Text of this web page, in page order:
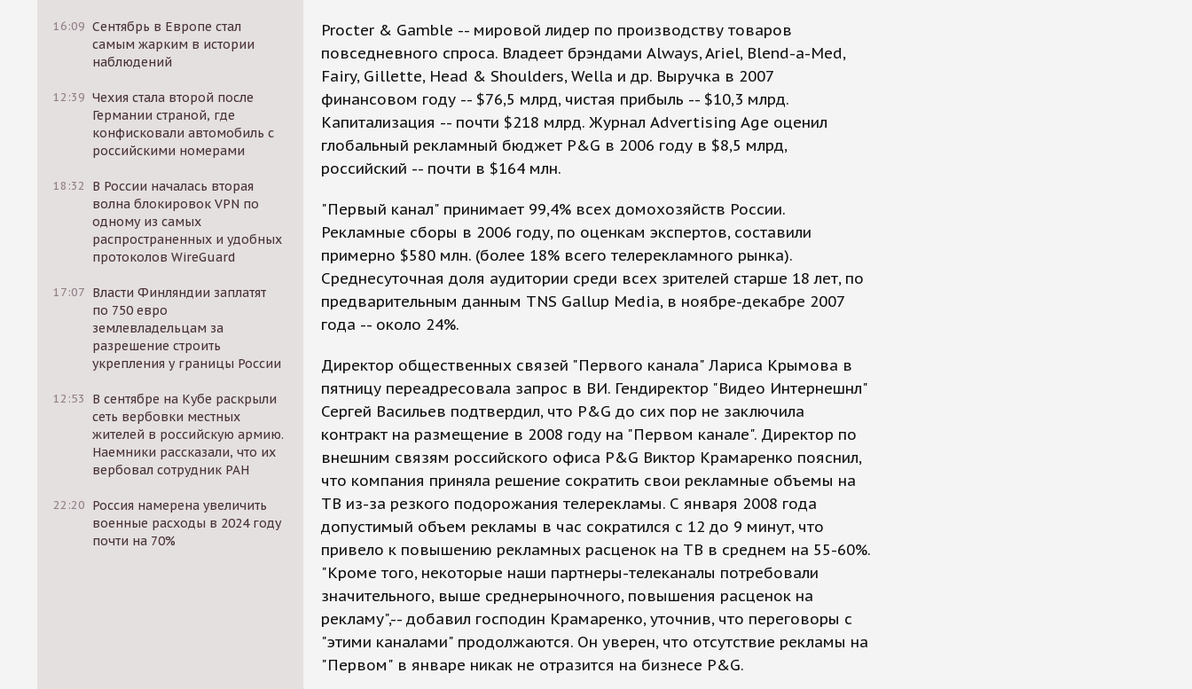
16:09 Сентябрь в Европе стал
самым жарким в истории
наблюдений
12:39 Чехия стала второй после
Германии страной, где
конфисковали автомобиль с
российскими номерами
18:32
В России началась вторая
волна блокировок VPN по
одному из самых
распространенных и удобных
протоколов WireGuard
17:07 Власти Финляндии заплатят
по 750 евро
землевладельцам за
разрешение строить
укрепления у границы России
12:53
В сентябре на Кубе раскрыли
сеть вербовки местных
жителей в российскую армию.
Наемники рассказали, что их
вербовал сотрудник РАН
22:20 Россия намерена увеличить
военные расходы в 2024 году
почти на 70%
Procter & Gamble -- мировой лидер по производству товаров
повседневного спроса. Владеет брэндами Always, Ariel, Blend-a-Med,
Fairy, Gillette, Head & Shoulders, Wella и др. Выручка в 2007
финансовом году -- $76,5 млрд, чистая прибыль -- $10,3 млрд.
Капитализация -- почти $218 млрд. Журнал Advertising Age оценил
глобальный рекламный бюджет P&G в 2006 году в $8,5 млрд,
российский -- почти в $164 млн.
"Первый канал" принимает 99,4% всех домохозяйств России.
Рекламные сборы в 2006 году, по оценкам экспертов, составили
примерно $580 млн. (более 18% всего телерекламного рынка).
Среднесуточная доля аудитории среди всех зрителей старше 18 лет, по
предварительным данным TNS Gallup Media, в ноябре-декабре 2007
года -- около 24%.
Директор общественных связей "Первого канала" Лариса Крымова в
пятницу переадресовала запрос в ВИ. Гендиректор "Видео Интернешнл"
Сергей Васильев подтвердил, что P&G до сих пор не заключила
контракт на размещение в 2008 году на "Первом канале". Директор по
внешним связям российского офиса P&G Виктор Крамаренко пояснил,
что компания приняла решение сократить свои рекламные объемы на
ТВ из-за резкого подорожания телерекламы. С января 2008 года
допустимый объем рекламы в час сократился с 12 до 9 минут, что
привело к повышению рекламных расценок на ТВ в среднем на 55-60%.
"Кроме того, некоторые наши партнеры-телеканалы потребовали
значительного, выше среднерыночного, повышения расценок на
рекламу",-- добавил господин Крамаренко, уточнив, что переговоры с
"этими каналами" продолжаются. Он уверен, что отсутствие рекламы на
"Первом" в январе никак не отразится на бизнесе P&G.